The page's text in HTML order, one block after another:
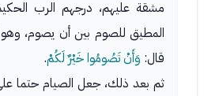
مشقة عليهم، درجهم الرب
المطيق للصوم بين أن يصوم،
قال: وَأَنْ تَصُومُوا خَيْرٌ لَكُمْ.
ثم بعد ذلك، جعل الصيام حتما